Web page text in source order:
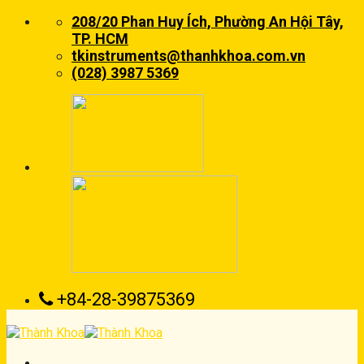
Skip
208/20 Phan Huy Ích, Phường An Hội Tây,
TP. HCM
tkinstruments@thanhkhoa.com.vn
(028) 3987 5369
+84-28-39875369